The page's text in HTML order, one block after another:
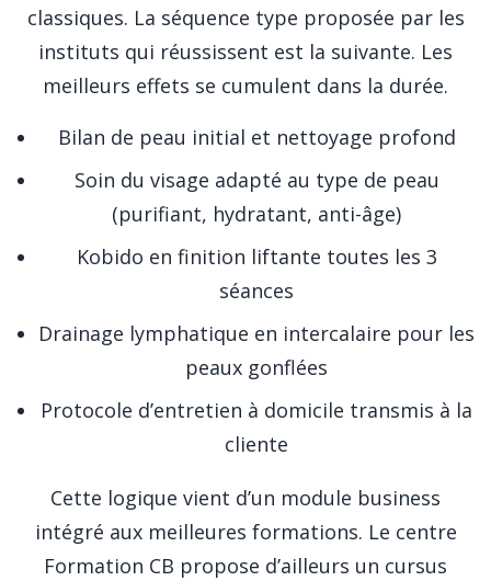
classiques. La séquence type proposée par les
instituts qui réussissent est la suivante. Les
meilleurs effets se cumulent dans la durée.
Bilan de peau initial et nettoyage profond
Soin du visage adapté au type de peau
(purifiant, hydratant, anti-âge)
Kobido en finition liftante toutes les 3
séances
Drainage lymphatique en intercalaire pour les
peaux gonflées
Protocole d’entretien à domicile transmis à la
cliente
Cette logique vient d’un module business
intégré aux meilleures formations. Le centre
Formation CB propose d’ailleurs un cursus